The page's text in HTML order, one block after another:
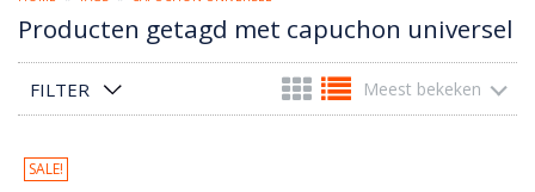
Producten getagd met capuchon universel
FILTER Meest bekeken
SALE!